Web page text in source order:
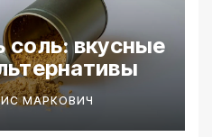
соль: вкусные
МАРКОВИЧ